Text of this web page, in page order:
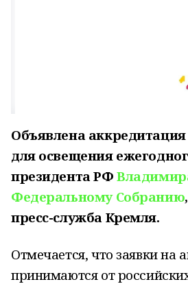
Объявлена
для освещения
президента РФ
Федеральному Собранию
пресс-служба Кремля.
Отмечается, что заявки на
принимаются от